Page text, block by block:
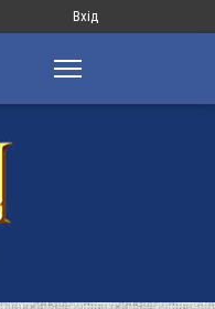
Меню
запису
Вхід